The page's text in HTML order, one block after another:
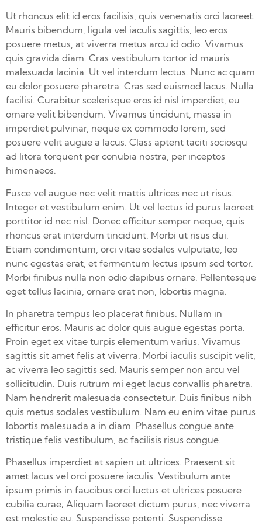
Ut rhoncus elit id eros facilisis, quis venenatis orci laoreet.
Mauris bibendum, ligula vel iaculis sagittis, leo eros
posuere metus, at viverra metus arcu id odio. Vivamus
quis gravida diam. Cras vestibulum tortor id mauris
malesuada lacinia. Ut vel interdum lectus. Nunc ac quam
eu dolor posuere pharetra. Cras sed euismod lacus. Nulla
facilisi. Curabitur scelerisque eros id nisl imperdiet, eu
ornare velit bibendum. Vivamus tincidunt, massa in
imperdiet pulvinar, neque ex commodo lorem, sed
posuere velit augue a lacus. Class aptent taciti sociosqu
ad litora torquent per conubia nostra, per inceptos
himenaeos.
Fusce vel augue nec velit mattis ultrices nec ut risus.
Integer et vestibulum enim. Ut vel lectus id purus laoreet
porttitor id nec nisl. Donec efficitur semper neque, quis
rhoncus erat interdum tincidunt. Morbi ut risus dui.
Etiam condimentum, orci vitae sodales vulputate, leo
nunc egestas erat, et fermentum lectus ipsum sed tortor.
Morbi finibus nulla non odio dapibus ornare. Pellentesque
eget tellus lacinia, ornare erat non, lobortis magna.
In pharetra tempus leo placerat finibus. Nullam in
efficitur eros. Mauris ac dolor quis augue egestas porta.
Proin eget ex vitae turpis elementum varius. Vivamus
sagittis sit amet felis at viverra. Morbi iaculis suscipit velit,
ac viverra leo sagittis sed. Mauris semper non arcu vel
sollicitudin. Duis rutrum mi eget lacus convallis pharetra.
Nam hendrerit malesuada consectetur. Duis finibus nibh
quis metus sodales vestibulum. Nam eu enim vitae purus
lobortis malesuada a in diam. Phasellus congue ante
tristique felis vestibulum, ac facilisis risus congue.
Phasellus imperdiet at sapien ut ultrices. Praesent sit
amet lacus vel orci posuere iaculis. Vestibulum ante
ipsum primis in faucibus orci luctus et ultrices posuere
cubilia curae; Aliquam laoreet dictum purus, nec viverra
est molestie eu. Suspendisse potenti. Suspendisse